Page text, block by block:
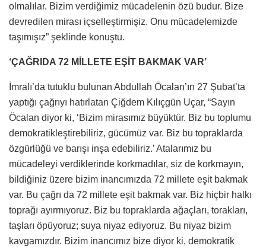
olmalılar. Bizim verdiğimiz mücadelenin özü budur. Bize
devredilen mirası içselleştirmişiz. Onu mücadelemizde
taşımışız” şeklinde konuştu.
‘ÇAĞRIDA 72 MİLLETE EŞİT BAKMAK VAR’
İmralı’da tutuklu bulunan Abdullah Öcalan’ın 27 Şubat’ta
yaptığı çağrıyı hatırlatan Çiğdem Kılıçgün Uçar, “Sayın
Öcalan diyor ki, ‘Bizim mirasımız büyüktür. Biz bu toplumu
demokratikleştirebiliriz, gücümüz var. Biz bu topraklarda
özgürlüğü ve barışı inşa edebiliriz.’ Atalarımız bu
mücadeleyi verdiklerinde korkmadılar, siz de korkmayın,
bildiğiniz üzere bizim inancımızda 72 millete eşit bakmak
var. Bu çağrı da 72 millete eşit bakmak var. Biz hiçbir halkı
toprağı ayırmıyoruz. Biz bu topraklarda ağaçları, torakları,
taşları öpüyoruz; suya niyaz ediyoruz. Bu niyaz bizim
kavgamızdır. Bizim inancımız bize diyor ki, demokratik